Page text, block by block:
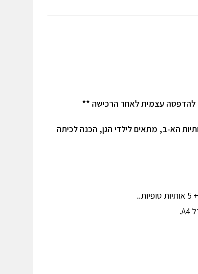
הא-ב, מתאים לילדי הגן, הכנה לכיתה